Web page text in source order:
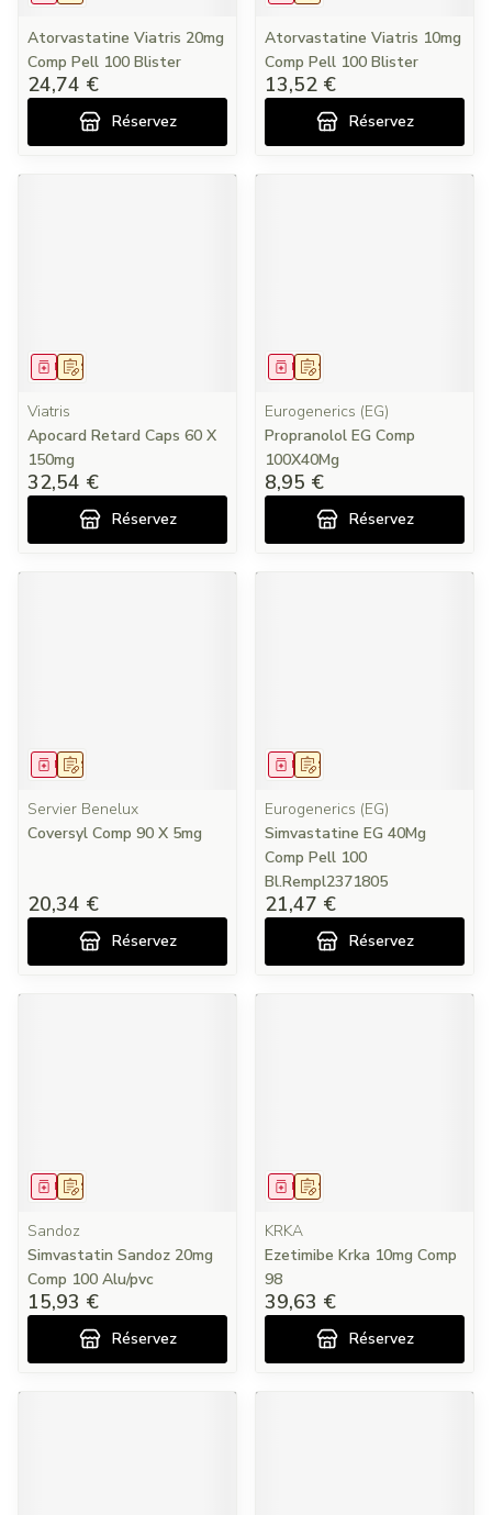
Atorvastatine Viatris 20mg
Comp Pell 100 Blister
24,74 €
Réservez
Atorvastatine Viatris 10mg
Comp Pell 100 Blister
13,52 €
Réservez
Sur prescription
Médicament
Viatris
Apocard Retard Caps 60 X
150mg
32,54 €
Réservez
Sur prescription
Médicament
Eurogenerics (EG)
Propranolol EG Comp
100X40Mg
8,95 €
Réservez
Sur prescription
Médicament
Servier Benelux
Coversyl Comp 90 X 5mg
20,34 €
Réservez
Sur prescription
Médicament
Eurogenerics (EG)
Simvastatine EG 40Mg
Comp Pell 100
Bl.Rempl2371805
21,47 €
Réservez
Sur prescription
Médicament
Sandoz
Simvastatin Sandoz 20mg
Comp 100 Alu/pvc
15,93 €
Réservez
Sur prescription
Médicament
KRKA
Ezetimibe Krka 10mg Comp
98
39,63 €
Réservez